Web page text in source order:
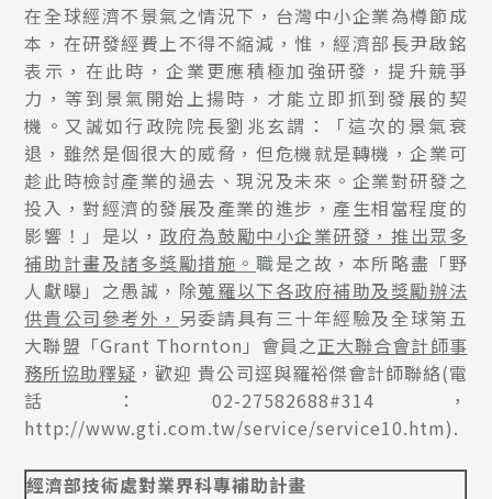
在全球經濟不景氣之情況下，台灣中小企業為樽節成
本，在研發經費上不得不縮減，惟，經濟部長尹啟銘
表示，在此時，企業更應積極加強研發，提升競爭
力，等到景氣開始上揚時，才能立即抓到發展的契
機。又誠如行政院院長劉兆玄謂：「這次的景氣衰
退，雖然是個很大的威脅，但危機就是轉機，企業可
趁此時檢討產業的過去、現況及未來。企業對研發之
投入，對經濟的發展及產業的進步，產生相當程度的
影響！」是以， 政府為鼓勵中小企業研發，推出眾多
補助計畫及諸多獎勵措施。職是之故，本所略盡「野
人獻曝」之愚誠，除蒐羅以下各政府補助及獎勵辦法
供貴公司參考外， 另委請具有三十年經驗及全球第五
大聯盟「Grant Thornton」會員之正大聯合會計師事
務所協助釋疑 ，歡迎 貴公司逕與羅裕傑會計師聯絡(電
話：02-27582688#314，
http://www.gti.com.tw/service/service10.htm).
經濟部技術處對業界科專補助計畫